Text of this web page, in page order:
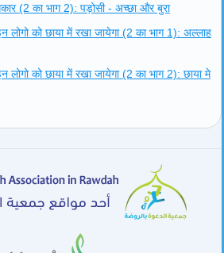
(2 का भाग 2): पड़ोसी - अच्छा और बुरा
लोगो को छाया में रखा जायेगा (2 का भाग 1): अल्लाह
लोगो को छाया में रखा जायेगा (2 का भाग 2): छाया मे